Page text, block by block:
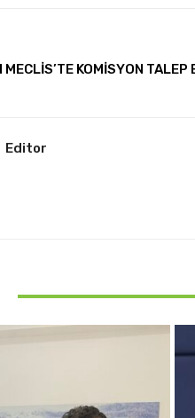
MECLİS’TE KOMİSYON TALEP
Editor